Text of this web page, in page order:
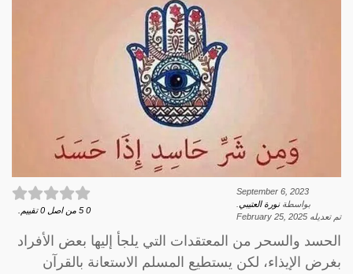
September 6, 2023
بواسطةنورة العتيبي
تم تعديله February 25, 2025
0
5 من اصل 0 تقييم.
الحسد والسحر من المعتقدات التي يلجأ إليها بعض الأفراد
بغرض الإيذاء، لكن يستطيع المسلم الاستعانة بالقرآن